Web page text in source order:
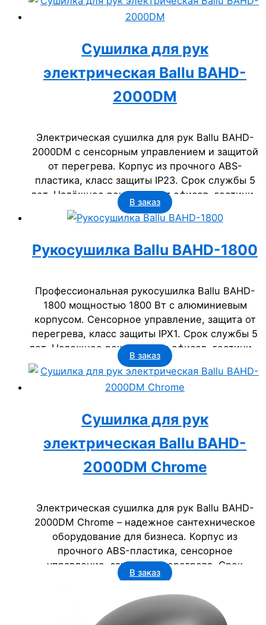
офисов, гостиниц, госучреждений.
Сушилка для рук
электрическая Ballu BAHD-
2000DM
Электрическая сушилка для рук Ballu BAHD-
2000DM с сенсорным управлением и защитой
от перегрева. Корпус из прочного ABS-
пластика, класс защиты IP23. Срок службы 5
лет. Надёжное решение для офисов, гостиниц
и учреждений.
В заказ
Рукосушилка Ballu BAHD-1800
Профессиональная рукосушилка Ballu BAHD-
1800 мощностью 1800 Вт с алюминиевым
корпусом. Сенсорное управление, защита от
перегрева, класс защиты IPX1. Срок службы 5
лет. Надежное решение для офисов, гостиниц,
торговых центров и госучреждений.
В заказ
Сушилка для рук
электрическая Ballu BAHD-
2000DM Chrome
Электрическая сушилка для рук Ballu BAHD-
2000DM Chrome – надежное сантехническое
оборудование для бизнеса. Корпус из
прочного ABS-пластика, сенсорное
управление, защита от перегрева. Срок
службы 5 лет, класс пылевлагозащищенности
IP23. Идеальна для офисов, гостиниц,
госучреждений.
В заказ